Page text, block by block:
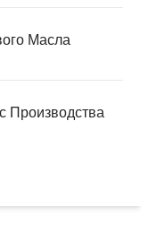
Масла
Производства